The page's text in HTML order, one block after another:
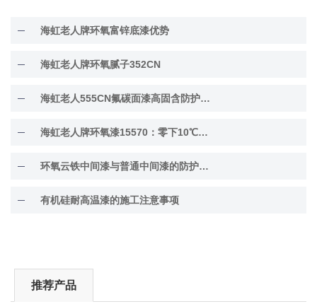
海虹老人牌环氧富锌底漆优势
海虹老人牌环氧腻子352CN
海虹老人555CN氟碳面漆高固含防护面漆
海虹老人牌环氧漆15570：零下10℃低温固化
环氧云铁中间漆与普通中间漆的防护差异解析
有机硅耐高温漆的施工注意事项
推荐产品